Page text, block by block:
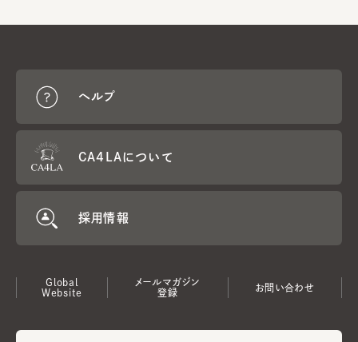
ヘルプ
CA4LAについて
採用情報
Global
Website
メールマガジン
登録
お問い合わせ